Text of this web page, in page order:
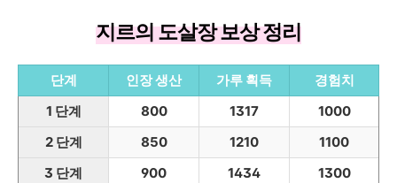
지르의 도살장 보상 정리
단계 인장 생산 가루 획득
경험치
1 단계
800 1317
1000
2 단계
850 1210
1100
3 단계
900 1434
1300